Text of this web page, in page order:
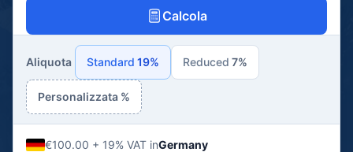
Calcola
Aliquota Standard 19% Reduced 7%
Personalizzata %
€100.00 + 19% VAT inGermany